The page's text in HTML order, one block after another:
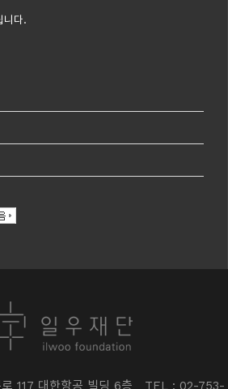
니다.
117 대한항공 빌딩 6층 TEL : 02-753-